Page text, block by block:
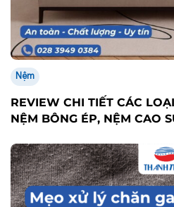
Nệm
REVIEW CHI TIẾT CÁC
NỆM BÔNG ÉP, NỆM CAO